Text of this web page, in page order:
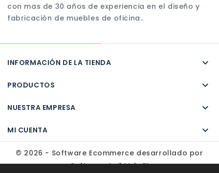
con mas de 30 años de experiencia en el diseño y
fabricación de muebles de oficina..
INFORMACIÓN DE LA TIENDA 
PRODUCTOS 
NUESTRA EMPRESA 
MI CUENTA 
© 2026 - Software Ecommerce desarrollado por
Software Agil Ltda.™